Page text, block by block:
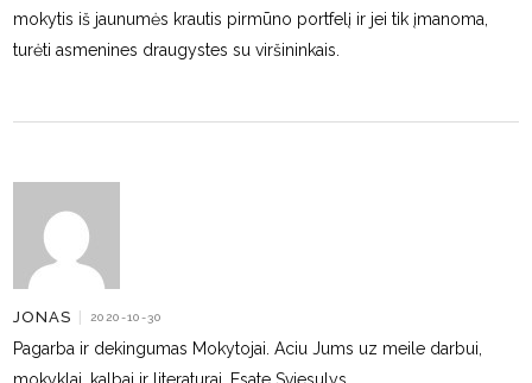
mokytis iš jaunumės krautis pirmūno portfelį ir jei tik įmanoma,
turėti asmenines draugystes su viršininkais.
JONAS 2020-10-30
Pagarba ir dekingumas Mokytojai. Aciu Jums uz meile darbui,